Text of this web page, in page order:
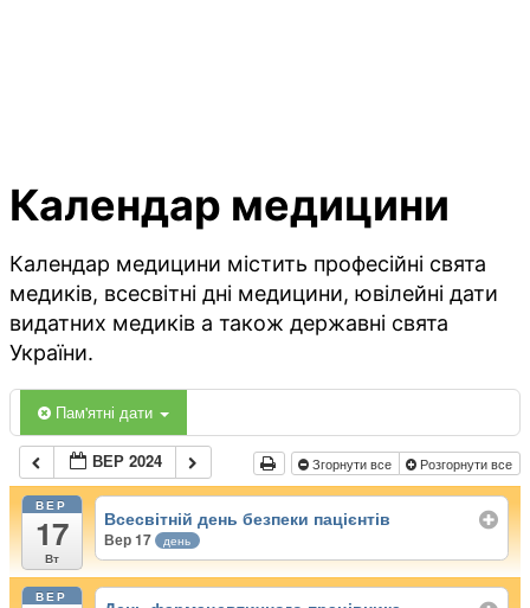
Календар медицини
Календар медицини містить професійні свята
медиків, всесвітні дні медицини, ювілейні дати
видатних медиків а також державні свята
України.
Пам'ятні дати
ВЕР 2024 Згорнути все Розгорнути все
ВЕР
17
Вт
Всесвітній день безпеки пацієнтів
Вер 17 день
ВЕР